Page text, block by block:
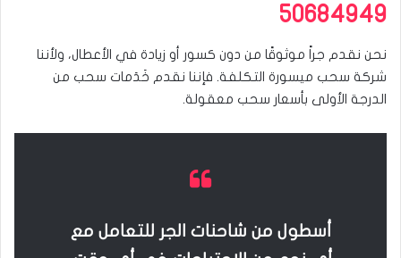
50684949
نحن نقدم جراً موثوقًا من دون كسور أو زيادة في الأعطال، ولأننا
شركة سحب ميسورة التكلفة. فإننا نقدم خَدَمات سحب من
الدرجة الأولى بأسعار سحب معقولة.
أسطول من شاحنات الجر للتعامل مع